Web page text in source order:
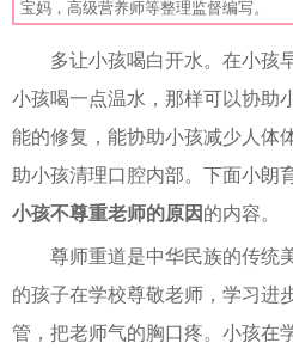
宝妈，高级营养师等整理监督编写。
多让小孩喝白开水。在小孩
小孩喝一点温水，那样可以协助
能的修复，能协助小孩减少人体
助小孩清理口腔内部。下面小朗
小孩不尊重老师的原因 的内容。
尊师重道是中华民族的传统
的孩子在学校尊敬老师，学习进
管，把老师气的胸口疼。小孩在